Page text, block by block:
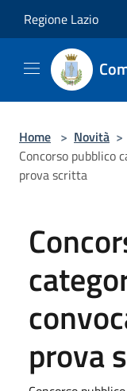
Regione Lazio
Home > Novità >
Concorso pubblico
prova scritta
prova